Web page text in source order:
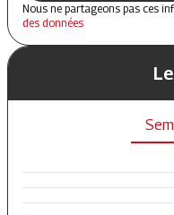
Nous ne partageons pas ces
des données